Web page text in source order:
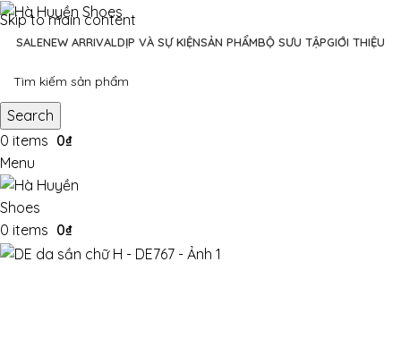
Skip to main content
SALENEW ARRIVALDỊP VÀ SỰ KIỆNSẢN PHẨMBỘ SƯU TẬPGIỚI THIỆU
Search
0 items 0₫
Menu
0 items 0₫